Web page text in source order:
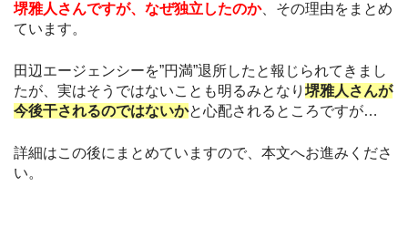
堺雅人さんですが、なぜ独立したのか、その理由をまとめ
ています。
田辺エージェンシーを”円満”退所したと報じられてきまし
たが、実はそうではないことも明るみとなり 堺雅人さんが
今後干されるのではないかと心配されるところですが…
詳細はこの後にまとめていますので、本文へお進みくださ
い。